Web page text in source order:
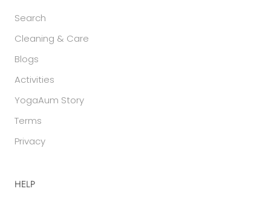
Search
Cleaning & Care
Blogs
Activities
YogaAum Story
Terms
Privacy
HELP